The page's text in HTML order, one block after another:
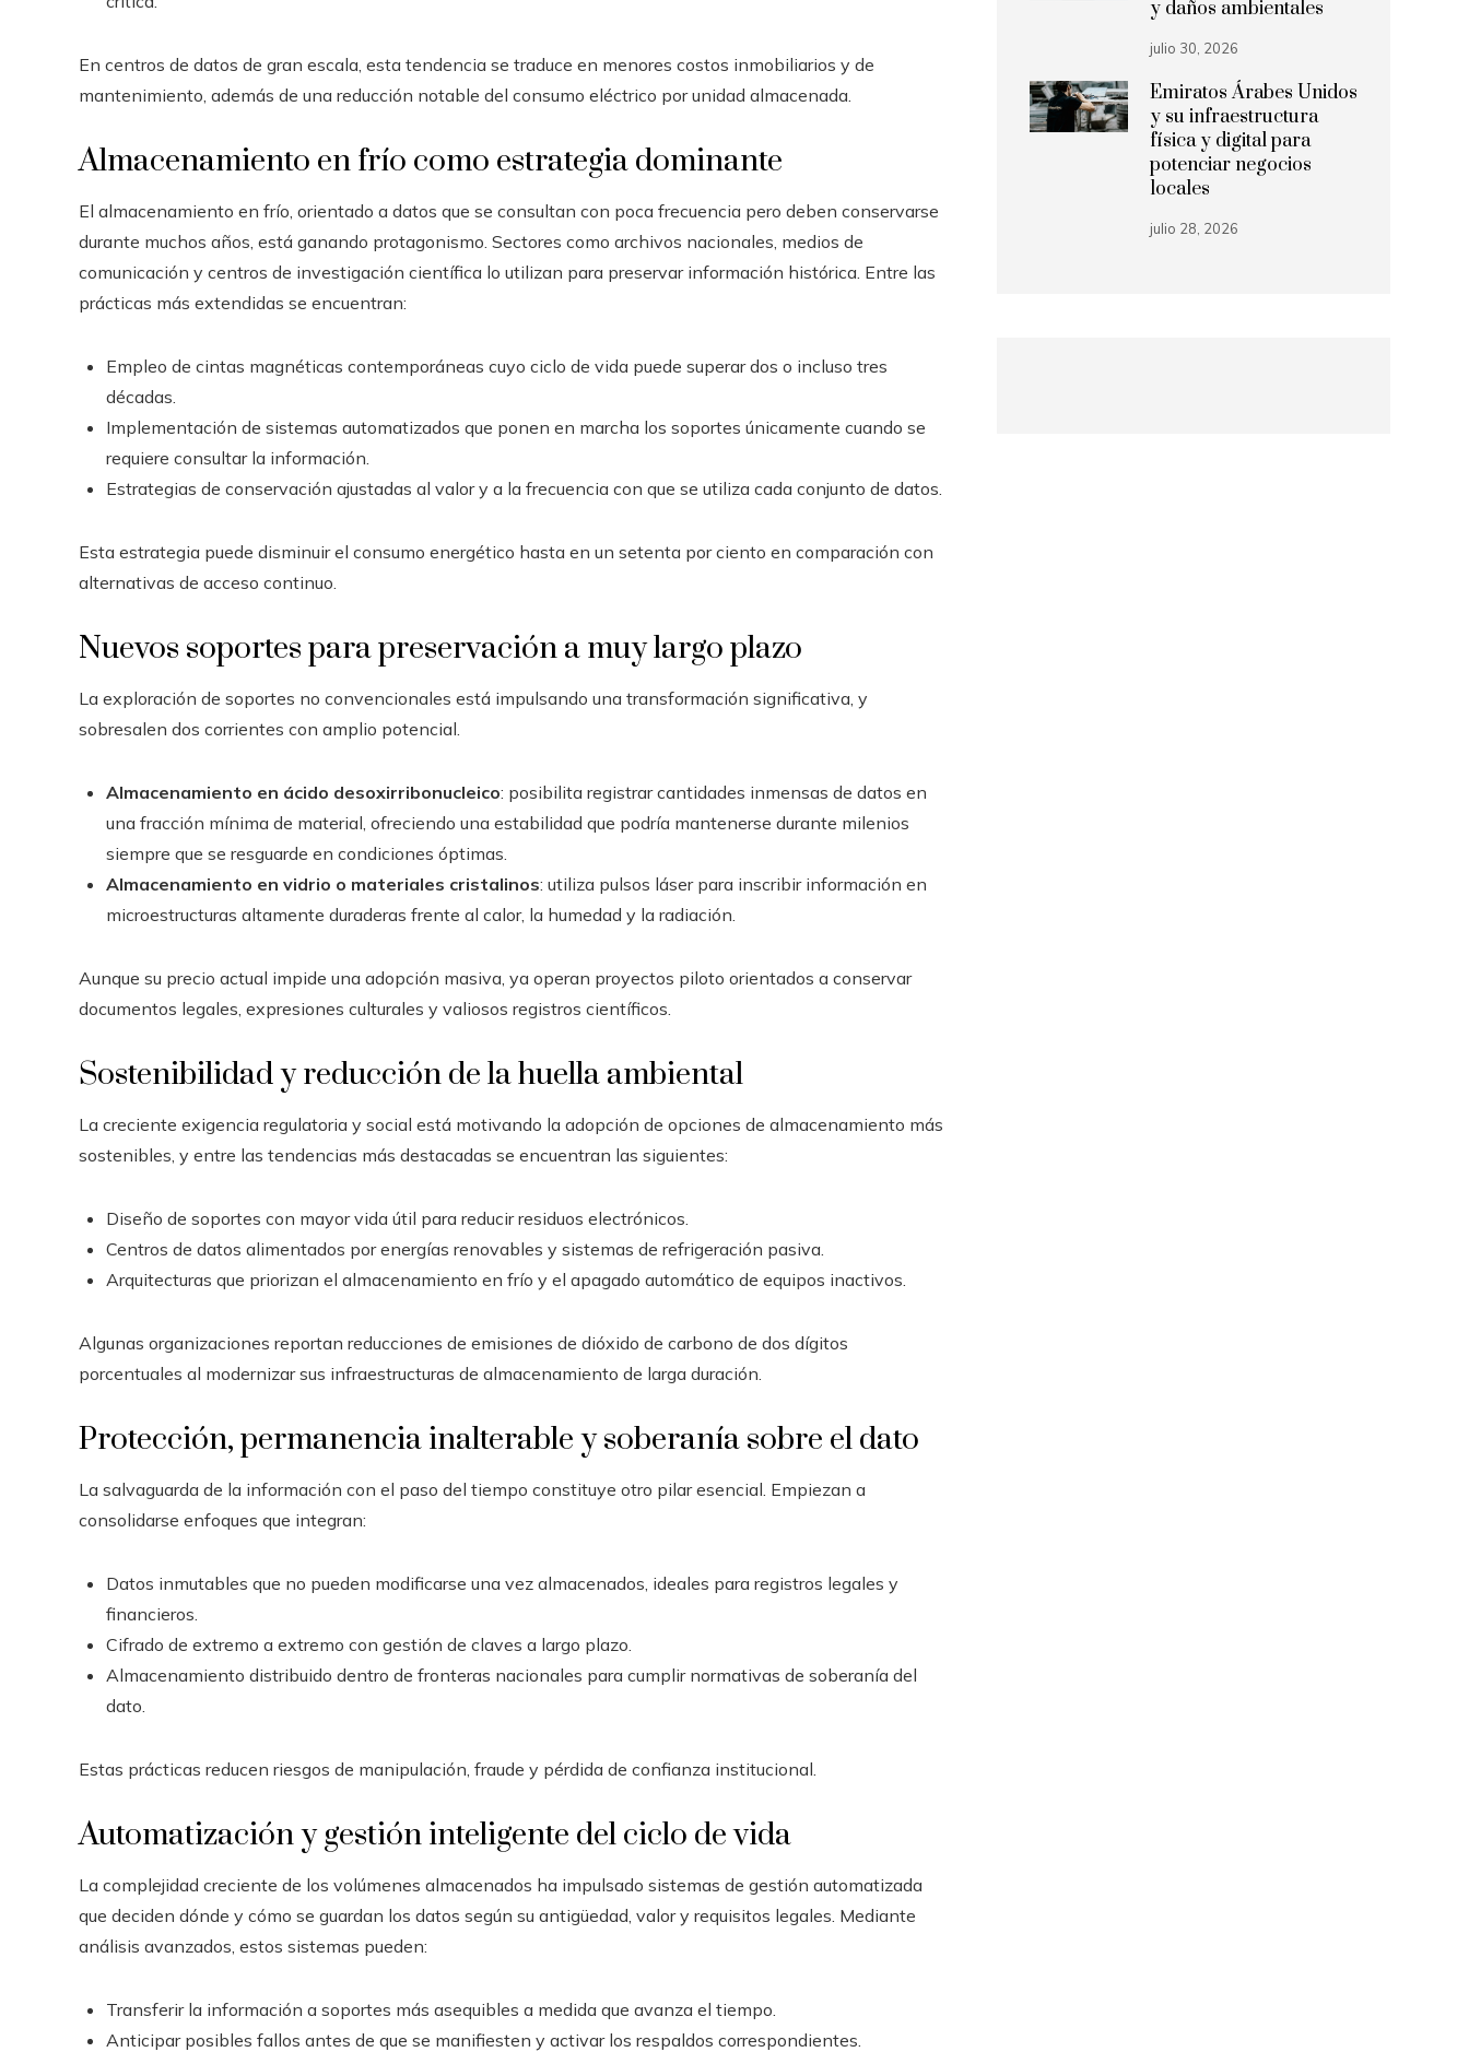
En centros de datos de gran escala, esta tendencia se traduce en menores costos inmobiliarios y de
mantenimiento, además de una reducción notable del consumo eléctrico por unidad almacenada.
Almacenamiento en frío como estrategia dominante
El almacenamiento en frío, orientado a datos que se consultan con poca frecuencia pero deben conservarse
durante muchos años, está ganando protagonismo. Sectores como archivos nacionales, medios de
comunicación y centros de investigación científica lo utilizan para preservar información histórica. Entre las
prácticas más extendidas se encuentran:
Empleo de cintas magnéticas contemporáneas cuyo ciclo de vida puede superar dos o incluso tres
décadas.
Implementación de sistemas automatizados que ponen en marcha los soportes únicamente cuando se
requiere consultar la información.
Estrategias de conservación ajustadas al valor y a la frecuencia con que se utiliza cada conjunto de datos.
Esta estrategia puede disminuir el consumo energético hasta en un setenta por ciento en comparación con
alternativas de acceso continuo.
Nuevos soportes para preservación a muy largo plazo
La exploración de soportes no convencionales está impulsando una transformación significativa, y
sobresalen dos corrientes con amplio potencial.
Almacenamiento en ácido desoxirribonucleico: posibilita registrar cantidades inmensas de datos en
una fracción mínima de material, ofreciendo una estabilidad que podría mantenerse durante milenios
siempre que se resguarde en condiciones óptimas.
Almacenamiento en vidrio o materiales cristalinos: utiliza pulsos láser para inscribir información en
microestructuras altamente duraderas frente al calor, la humedad y la radiación.
Aunque su precio actual impide una adopción masiva, ya operan proyectos piloto orientados a conservar
documentos legales, expresiones culturales y valiosos registros científicos.
Sostenibilidad y reducción de la huella ambiental
La creciente exigencia regulatoria y social está motivando la adopción de opciones de almacenamiento más
sostenibles, y entre las tendencias más destacadas se encuentran las siguientes:
Diseño de soportes con mayor vida útil para reducir residuos electrónicos.
Centros de datos alimentados por energías renovables y sistemas de refrigeración pasiva.
Arquitecturas que priorizan el almacenamiento en frío y el apagado automático de equipos inactivos.
Algunas organizaciones reportan reducciones de emisiones de dióxido de carbono de dos dígitos
porcentuales al modernizar sus infraestructuras de almacenamiento de larga duración.
Protección, permanencia inalterable y soberanía sobre el dato
La salvaguarda de la información con el paso del tiempo constituye otro pilar esencial. Empiezan a
consolidarse enfoques que integran:
Datos inmutables que no pueden modificarse una vez almacenados, ideales para registros legales y
financieros.
Cifrado de extremo a extremo con gestión de claves a largo plazo.
Almacenamiento distribuido dentro de fronteras nacionales para cumplir normativas de soberanía del
dato.
Estas prácticas reducen riesgos de manipulación, fraude y pérdida de confianza institucional.
Automatización y gestión inteligente del ciclo de vida
La complejidad creciente de los volúmenes almacenados ha impulsado sistemas de gestión automatizada
que deciden dónde y cómo se guardan los datos según su antigüedad, valor y requisitos legales. Mediante
análisis avanzados, estos sistemas pueden:
Transferir la información a soportes más asequibles a medida que avanza el tiempo.
Anticipar posibles fallos antes de que se manifiesten y activar los respaldos correspondientes.
y daños ambientales
julio 30, 2026
Emiratos Árabes Unidos
y su infraestructura
física y digital para
potenciar negocios
locales
julio 28, 2026